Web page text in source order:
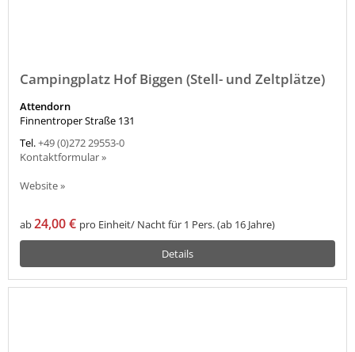
Campingplatz Hof Biggen (Stell- und Zeltplätze)
Attendorn
Finnentroper Straße 131
Tel.+49 (0)272 29553-0
Kontaktformular »
Website »
ab24,00 € pro Einheit/ Nacht für 1 Pers. (ab 16 Jahre)
Details